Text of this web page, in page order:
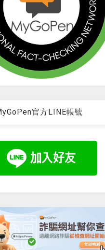
官方LINE帳號